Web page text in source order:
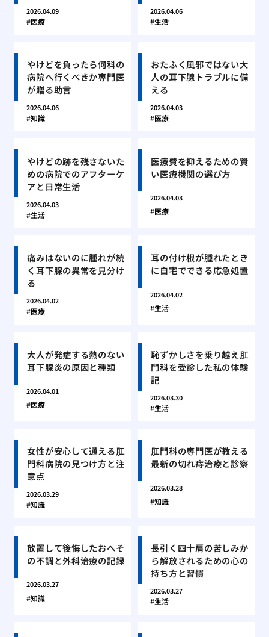
2026.04.09
医療
2026.04.06
生活
やけどを負ったら何科の
病院へ行くべきか専門医
が贈る助言
2026.04.06
知識
おたふく風邪ではない大
人の耳下腺トラブルに備
える
2026.04.03
医療
やけどの跡を残さないた
めの病院でのアフターケ
アと日常生活
2026.04.03
生活
医療費を抑えるための賢
い医療機関の選び方
2026.04.03
医療
痛みはないのに腫れが続
く耳下腺の異常を見分け
る
2026.04.02
医療
耳の付け根が腫れたとき
に自宅でできる応急処置
2026.04.02
生活
大人が発症する熱のない
耳下腺炎の原因と種類
2026.04.01
医療
恥ずかしさを乗り越え肛
門科を受診した私の体験
記
2026.03.30
生活
女性が安心して通える肛
門科病院の見つけ方と注
意点
2026.03.29
知識
肛門科の専門医が教える
最新の切れ痔治療と診察
2026.03.28
知識
放置して後悔したおへそ
の不調と外科治療の記録
2026.03.27
知識
長引く四十肩の苦しみか
ら解放されるための心の
持ち方と習慣
2026.03.27
生活